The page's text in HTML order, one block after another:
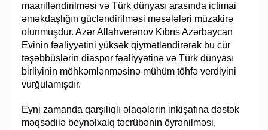
maarifləndirilməsi və Türk dünyası arasında ictimai
əməkdaşlığın gücləndirilməsi məsələləri müzakirə
olunmuşdur. Azər Allahverənov Kıbrıs Azərbaycan
Evinin fəaliyyətini yüksək qiymətləndirərək bu cür
təşəbbüslərin diaspor fəaliyyətinə və Türk dünyası
birliyinin möhkəmlənməsinə mühüm töhfə verdiyini
vurğulamışdır.
Eyni zamanda qarşılıqlı əlaqələrin inkişafına dəstək
məqsədilə beynəlxalq təcrübənin öyrənilməsi,